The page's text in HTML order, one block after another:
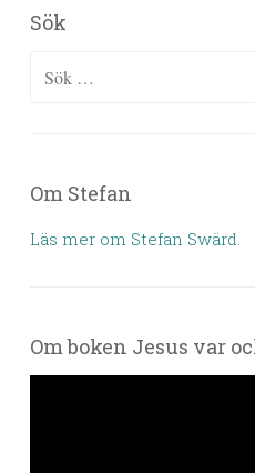
Sök
Sök efter:
Om Stefan
Läs mer om Stefan Swärd.
Om boken Jesus var